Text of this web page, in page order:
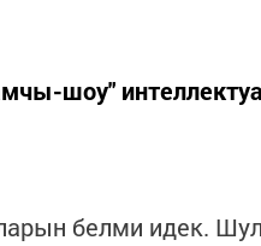
шоу"
белми идек.